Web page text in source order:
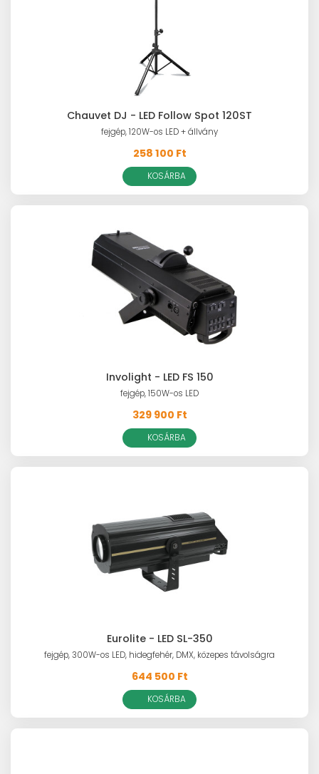
Chauvet DJ - LED Follow Spot 120ST
fejgép, 120W-os LED + állvány
258 100 Ft
KOSÁRBA
Involight - LED FS 150
fejgép, 150W-os LED
329 900 Ft
KOSÁRBA
Eurolite - LED SL-350
fejgép, 300W-os LED, hidegfehér, DMX, közepes távolságra
644 500 Ft
KOSÁRBA